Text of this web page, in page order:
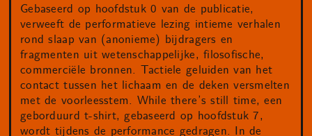
Gebaseerd op hoofdstuk 0 van de publicatie,
verweeft de performatieve lezing intieme verhalen
rond slaap van (anonieme) bijdragers en
fragmenten uit wetenschappelijke, filosofische,
commerciële bronnen. Tactiele geluiden van het
contact tussen het lichaam en de deken versmelten
met de voorleesstem. While there’s still time, een
geborduurd t-shirt, gebaseerd op hoofdstuk 7,
wordt tijdens de performance gedragen. In de